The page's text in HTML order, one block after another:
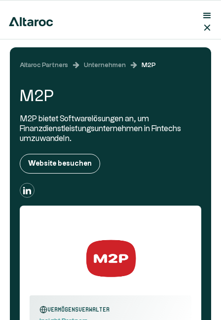
Altaroc Partners Unternehmen M2P
Vermögensverwalter
M2P
M2P bietet Softwarelösungen an, um
Finanzdienstleistungsunternehmen in Fintechs
umzuwandeln.
Website besuchen